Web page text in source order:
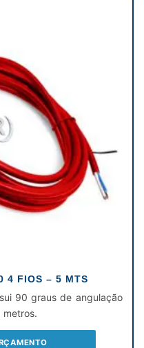
4 FIOS – 5 MTS
90 graus de angulação
metros.